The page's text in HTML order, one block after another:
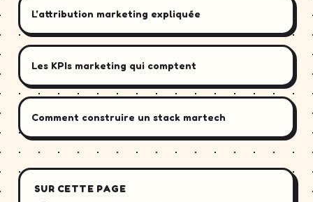
L'attribution marketing expliquée
Les KPIs marketing qui comptent
Comment construire un stack martech
SUR CETTE PAGE